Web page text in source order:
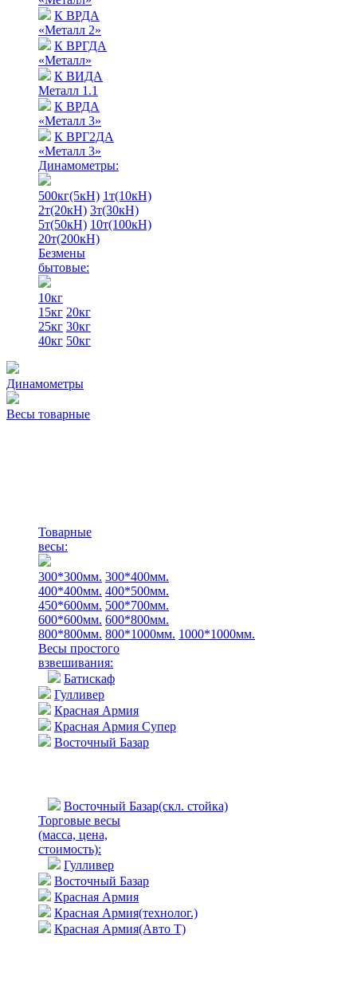
К ВРДА
«Металл 2»
К ВРГДА
«Металл»
К ВИДА
Металл 1.1
К ВРДА
«Металл 3»
К ВРГ2ДА
«Металл 3»
Динамометры:
500кг(5кН) 1т(10кН)
2т(20кН) 3т(30кН)
5т(50кН) 10т(100кН)
20т(200кН)
Безмены
бытовые:
10кг
15кг 20кг
25кг 30кг
40кг 50кг
Динамометры
Весы товарные
Товарные
весы:
300*300мм. 300*400мм.
400*400мм. 400*500мм.
450*600мм. 500*700мм.
600*600мм. 600*800мм.
800*800мм. 800*1000мм. 1000*1000мм.
Весы простого
взвешивания:
Батискаф
Гулливер
Красная Армия
Красная Армия Супер
Восточный Базар
Восточный Базар(скл. стойка)
Торговые весы
(масса, цена,
стоимость):
Гулливер
Восточный Базар
Красная Армия
Красная Армия(технолог.)
Красная Армия(Авто Т)